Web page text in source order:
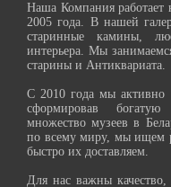
Наша Компания работает
2005 года. В нашей
старинные камины,
интерьера. Мы
старины и Антиквариата.
С 2010 года мы активно
сформировав
множество музеев в
по всему миру, мы ищем
быстро их доставляем.
Для нас важны